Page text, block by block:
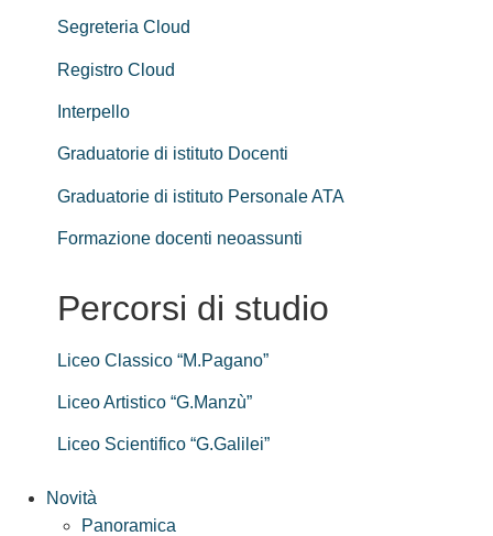
Segreteria Cloud
Registro Cloud
Interpello
Graduatorie di istituto Docenti
Graduatorie di istituto Personale ATA
Formazione docenti neoassunti
Percorsi di studio
Liceo Classico “M.Pagano”
Liceo Artistico “G.Manzù”
Liceo Scientifico “G.Galilei”
Novità
Panoramica